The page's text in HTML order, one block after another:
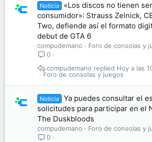
Noticia
«Los discos no tienen
consumidor»: Strauss Zelnick,
Two, defiende así el formato
debut de GTA 6
compudemano
Foro de consolas y
0
Foro de consolas y juegos
Hoy a las
compudemano
Noticia
Ya puedes consultar el
solicitudes para participar en el
The Duskbloods
compudemano
Foro de consolas y
0